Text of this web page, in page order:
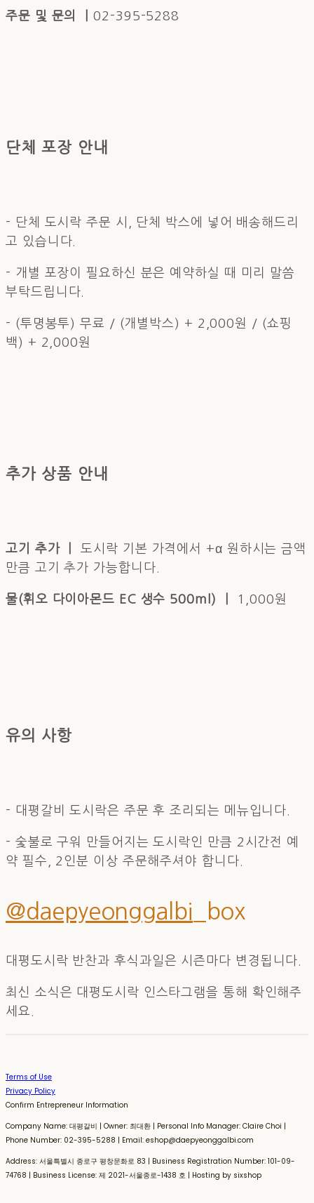
주문 및 문의 ㅣ02-395-5288
단체 포장 안내
- 단체 도시락 주문 시, 단체 박스에 넣어 배송해드리
고 있습니다.
- 개별 포장이 필요하신 분은 예약하실 때 미리 말씀
부탁드립니다.
- (투명봉투) 무료 / (개별박스) + 2,000원 / (쇼핑
백) + 2,000원
추가 상품 안내
고기 추가 ㅣ도시락 기본 가격에서 +α 원하시는 금액
만큼 고기 추가 가능합니다. ​
물(휘오 다이아몬드 EC 생수 500ml) ㅣ 1,000원
유의 사항
- 대평갈비 도시락은 주문 후 조리되는 메뉴입니다.​
- 숯불로 구워 만들어지는 도시락인 만큼 2시간전 예
약 필수, 2인분 이상 주문해주셔야 합니다.
@daepyeonggalbi _box
대평도시락 반찬과 후식과일은 시즌마다 변경됩니다.
최신 소식은 대평도시락 인스타그램을 통해 확인해주
세요.
Terms of Use
Privacy Policy
Confirm Entrepreneur Information
Company Name: 대평갈비 | Owner: 최대환 | Personal Info Manager: Claire Choi |
Phone Number: 02-395-5288 | Email: eshop@daepyeonggalbi.com
Address: 서울특별시 종로구 평창문화로 83 | Business Registration Number: 101-09-
74768 | Business License: 제 2021-서울종로-1438 호 | Hosting by sixshop